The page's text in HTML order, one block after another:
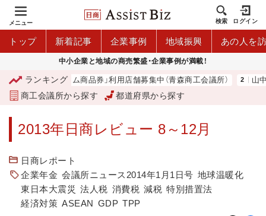
メニュー 検索 ログイン
トップ 新着記事 企業事例 地域振興 あの人を
中小企業と地域の商売繁盛・企業事例が満載！
ランキング
市プレミアム商品券」利用店舗募集中（青森商工会議所） 山中伸弥
商工会議所から探す 都道府県から探す
2013年日商レビュー 8～12月
日商レポート
企業年金 会議所ニュース2014年1月1日号 地球温暖化
東日本大震災 法人税 消費税 減税 特別措置法
経済対策 ASEAN GDP TPP